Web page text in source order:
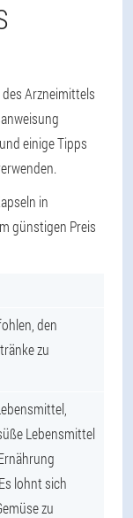
Arzneimittels
einige Tipps
in
günstigen Preis
den
zu
Lebensmittel
lohnt sich
zu